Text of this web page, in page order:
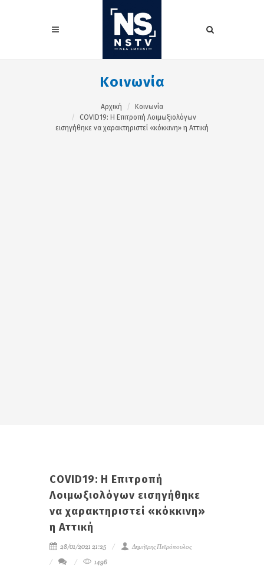
Κοινωνία
Αρχική
Κοινωνία
COVID19: Η Επιτροπή Λοιμωξιολόγων
εισηγήθηκε να χαρακτηριστεί «κόκκινη» η Αττική
COVID19: Η Επιτροπή
Λοιμωξιολόγων εισηγήθηκε
να χαρακτηριστεί «κόκκινη»
η Αττική
28/01/2021 21:25
Δημήτρης Πετρόπουλος
1496